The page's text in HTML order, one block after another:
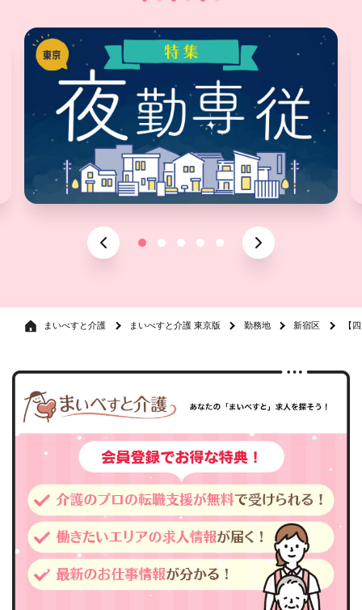
まいべすと介護 まいべすと介護 東京版 勤務地 新宿区 【